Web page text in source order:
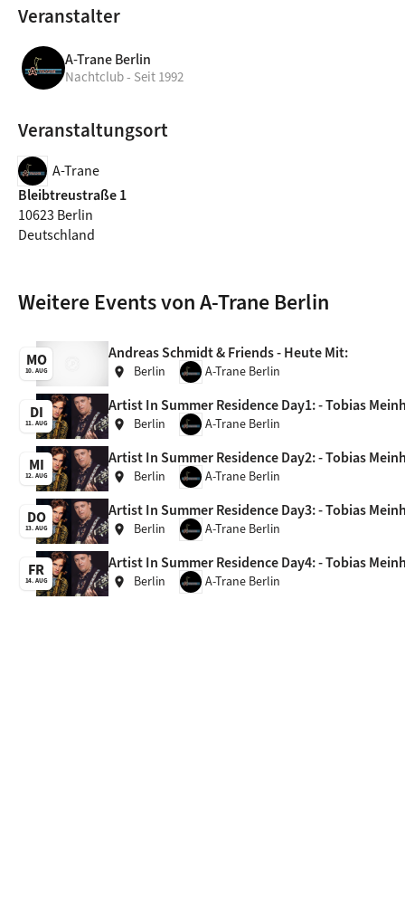
Veranstalter
A-Trane Berlin
Nachtclub - Seit 1992
Veranstaltungsort
A-Trane
Bleibtreustraße 1
10623 Berlin
Deutschland
Weitere Events von A-Trane Berlin
MO
10. AUG
Andreas Schmidt & Friends - Heute Mit:
location_on Berlin A-Trane Berlin
DI
11. AUG
Artist In Summer Residence Day1: - Tobias
location_on Berlin A-Trane Berlin
MI
12. AUG
Artist In Summer Residence Day2: - Tobias
location_on Berlin A-Trane Berlin
DO
13. AUG
Artist In Summer Residence Day3: - Tobias
location_on Berlin A-Trane Berlin
FR
14. AUG
Artist In Summer Residence Day4: - Tobias
location_on Berlin A-Trane Berlin